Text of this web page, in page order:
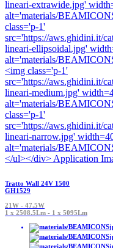
Tratto Wall 24V 1500
GH1529
21W - 47.5W
1 x 2508.5Lm - 1 x 5095Lm